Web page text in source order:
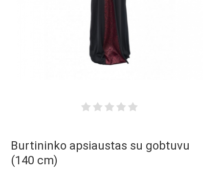
Burtininko apsiaustas su gobtuvu
(140 cm)